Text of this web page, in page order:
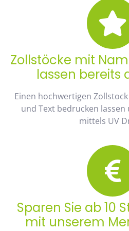
Zollstöcke mit
lassen bereits
Einen hochwertigen
und Text bedrucken lassen
mittels UV
Sparen Sie ab 10
mit unserem